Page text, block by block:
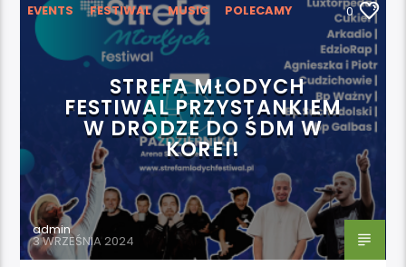
EVENTS FESTIWAL MUSIC
POLECAMY
WYDARZENIA
WYRÓŻNIONE
0
STREFA MŁODYCH
FESTIWAL PRZYSTANKIEM
W DRODZE DO ŚDM W
KOREI!
admin
3 WRZEŚNIA 2024